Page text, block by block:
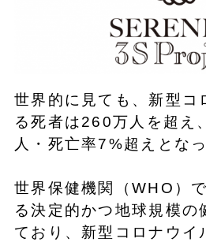
世界的に見ても、新型コ
る死者は260万人を超え
人・死亡率7%超えとな
世界保健機関（WHO）
る決定的かつ地球規模の
ており、新型コロナウイ